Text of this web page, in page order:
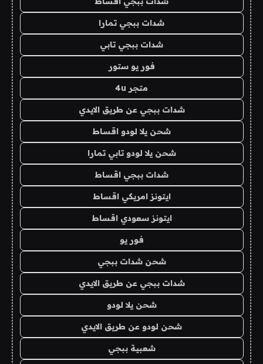
شدات ببجي تمارا
شدات ببجي تابي
فور يو ستور
متجر 4u
شدات ببجي عن طريق الايدي
شحن يلا لودو اقساط
شحن يلا لودو تابي تمارا
شدات ببجي اقساط
ايتونز امريكي اقساط
ايتونز سعودي اقساط
فور يو
شحن شدات ببجي
شدات ببجي عن طريق الايدي
شحن يلا لودو
شحن لودو عن طريق الايدي
شعبية ببجي